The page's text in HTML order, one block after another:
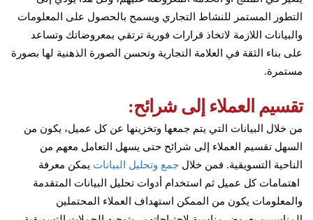
التطور المستمر للنشاط التجاري ويسمح بالحصول على المعلومات
والبيانات اللازمة لاتخاذ قرارات فورية ترتقي بمعروضاتك وتساعد
على بناء الثقة في العلامة التجارية وتحسن الصورة الذهنية لها بصورة
مستمرة.
تقسيم العملاء إلى شرائح:
من خلال البيانات التي يتم جمعها وتخزينها عن كل عميل، يكون من
السهل تقسيم العملاء إلى شرائح حتى يسهل التعامل معهم من
الناحية التسويقية. فمن خلال جمع وتحليل البيانات يمكن معرفة
اهتمامات كل عميل ثم استخدام أدوات تحليل البيانات المتقدمة
والمعلومات يكون من الممكن استهداف العملاء المحتملين